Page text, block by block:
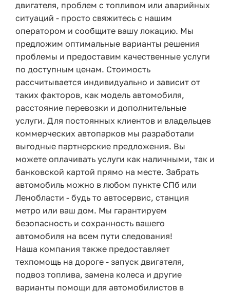
двигателя, проблем с топливом или аварийных
ситуаций - просто свяжитесь с нашим
оператором и сообщите вашу локацию. Мы
предложим оптимальные варианты решения
проблемы и предоставим качественные услуги
по доступным ценам. Стоимость
рассчитывается индивидуально и зависит от
таких факторов, как модель автомобиля,
расстояние перевозки и дополнительные
услуги. Для постоянных клиентов и владельцев
коммерческих автопарков мы разработали
выгодные партнерские предложения. Вы
можете оплачивать услуги как наличными, так и
банковской картой прямо на месте. Забрать
автомобиль можно в любом пункте СПб или
Ленобласти - будь то автосервис, станция
метро или ваш дом. Мы гарантируем
безопасность и сохранность вашего
автомобиля на всем пути следования!
Наша компания также предоставляет
техпомощь на дороге - запуск двигателя,
подвоз топлива, замена колеса и другие
варианты помощи для автомобилистов в